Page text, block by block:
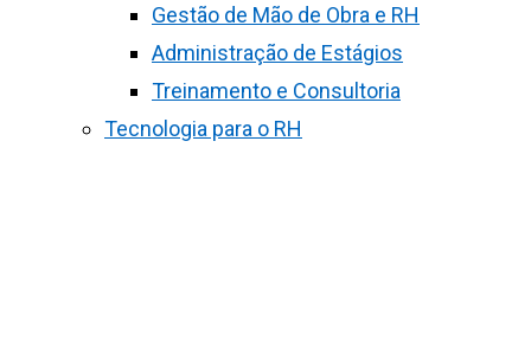
Gestão de Mão de Obra e RH
Administração de Estágios
Treinamento e Consultoria
Tecnologia para o RH